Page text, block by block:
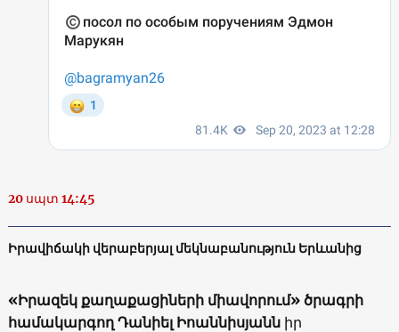
20 սպտ 14:45
Իրավիճակի վերաբերյալ մեկնաբանություն Երևանից
«Իրազեկ քաղաքացիների միավորում» ծրագրի
համակարգող Դանիել Իոաննիսյաննիր